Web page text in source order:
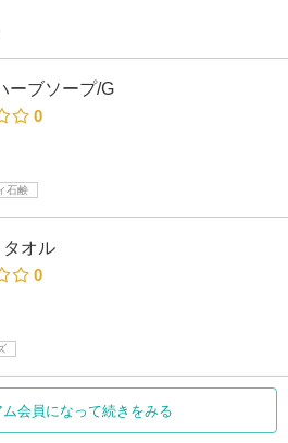
ーブソープ/G
0
石鹸
オル
0
ム会員になって続きをみる